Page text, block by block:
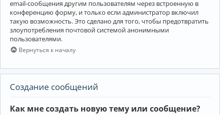
email-сообщения другим пользователям через встроенную в
конференцию форму, и только если администратор включил
такую возможность. Это сделано для того, чтобы предотвратить
злоупотребления почтовой системой анонимными
пользователями.
Вернуться к началу
Создание сообщений
Как мне создать новую тему или сообщение?